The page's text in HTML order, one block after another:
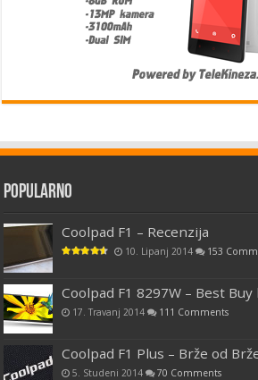
Popularno
Coolpad F1 – Recenzija
10. Lipanj 2014 153
Coolpad F1 8297W – Best
17. Travanj 2014 111 Comments
Coolpad F1 Plus – Brže od
5. Studeni 2014 70 Comments